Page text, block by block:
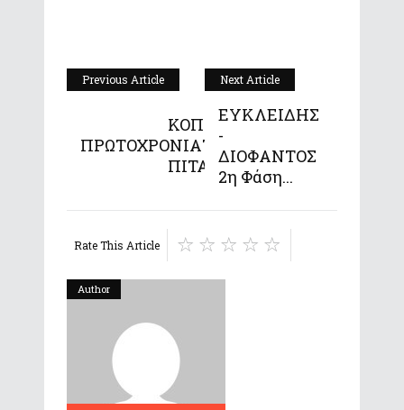
Previous Article
ΚΟΠΗ ΤΗΣ
ΠΡΩΤΟΧΡΟΝΙΑΤΙΚΗΣ
ΠΙΤΑΣ ΤΟ...
Next Article
ΕΥΚΛΕΙΔΗΣ
-
ΔΙΟΦΑΝΤΟΣ
2η Φάση...
Rate This Article
Author